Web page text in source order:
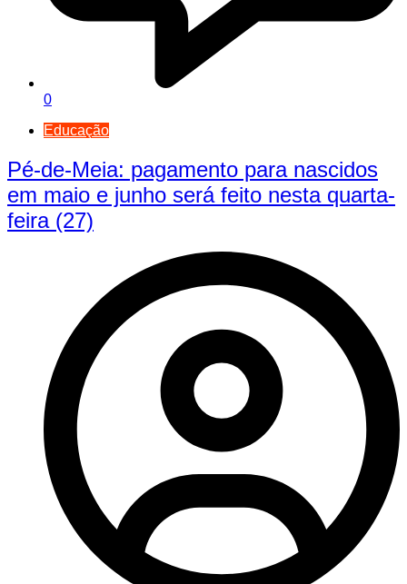
0
Educação
Pé-de-Meia: pagamento para nascidos
em maio e junho será feito nesta quarta-
feira (27)